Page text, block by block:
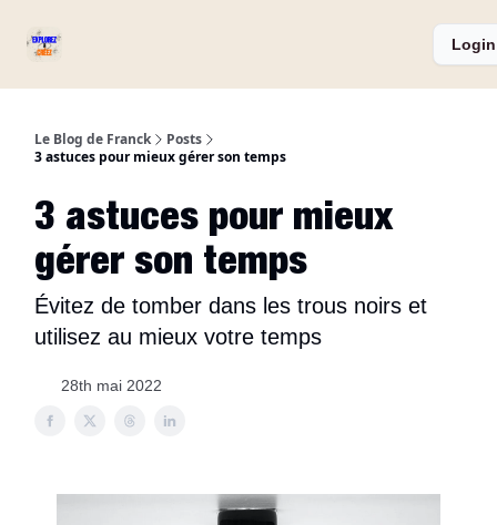
Login
Le Blog de Franck
Posts
3 astuces pour mieux gérer son temps
3 astuces pour mieux
gérer son temps
Évitez de tomber dans les trous noirs et
utilisez au mieux votre temps
28th mai 2022